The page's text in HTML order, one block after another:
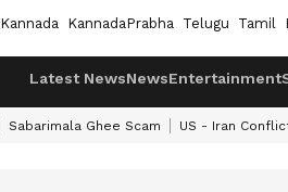
Kannada KannadaPrabha Telugu Tamil
Latest NewsNewsEntertainment
Sabarimala Ghee Scam US - Iran